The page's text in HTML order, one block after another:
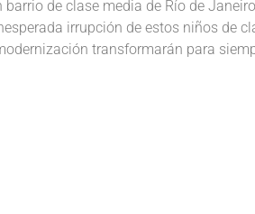
de clase media de Río de
irrupción de estos niños de
transformarán para